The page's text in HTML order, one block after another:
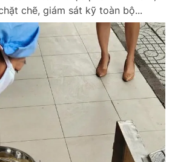
chẽ, giám sát kỹ toàn bộ...